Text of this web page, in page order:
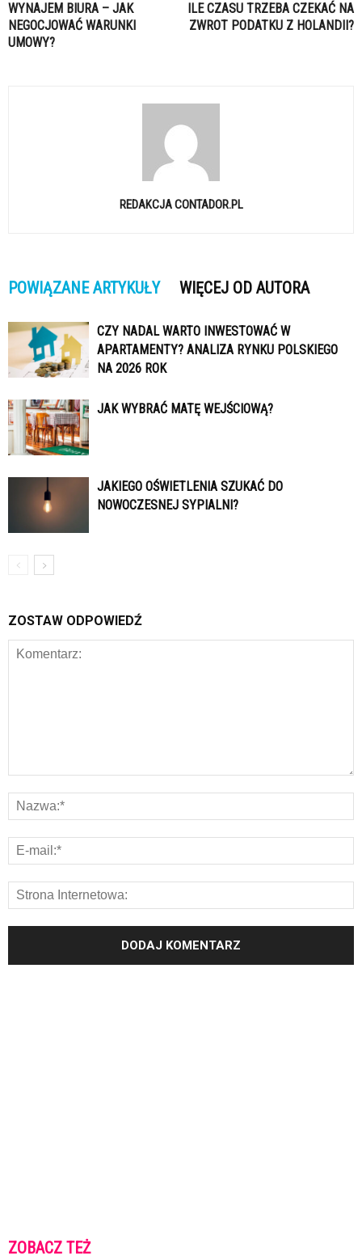
WYNAJEM BIURA – JAK
NEGOCJOWAĆ WARUNKI
UMOWY?
ILE CZASU TRZEBA CZEKAĆ NA
ZWROT PODATKU Z HOLANDII?
REDAKCJA CONTADOR.PL
POWIĄZANE ARTYKUŁY WIĘCEJ OD AUTORA
CZY NADAL WARTO INWESTOWAĆ W
APARTAMENTY? ANALIZA RYNKU POLSKIEGO
NA 2026 ROK
JAK WYBRAĆ MATĘ WEJŚCIOWĄ?
JAKIEGO OŚWIETLENIA SZUKAĆ DO
NOWOCZESNEJ SYPIALNI?
ZOSTAW ODPOWIEDŹ
ZOBACZ TEŻ